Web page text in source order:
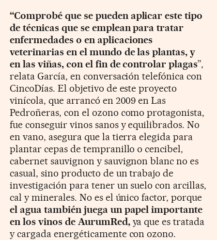
“Comprobé que se pueden aplicar este tipo
de técnicas que se emplean para tratar
enfermedades o en aplicaciones
veterinarias en el mundo de las plantas, y
en las viñas, con el fin de controlar plagas”,
relata García, en conversación telefónica con
CincoDías. El objetivo de este proyecto
vinícola, que arrancó en 2009 en Las
Pedroñeras, con el ozono como protagonista,
fue conseguir vinos sanos y equilibrados. No
en vano, asegura que la tierra elegida para
plantar cepas de tempranillo o cencibel,
cabernet sauvignon y sauvignon blanc no es
casual, sino producto de un trabajo de
investigación para tener un suelo con arcillas,
cal y minerales. No es el único factor, porque
el agua también juega un papel importante
en los vinos de AurumRed,ya que es tratada
y cargada energéticamente con ozono.